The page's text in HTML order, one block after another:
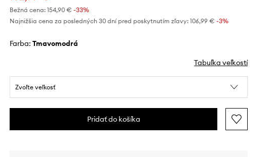
Bežná cena: 154,90 € -33%
Najnižšia cena za posledných 30 dní pred poskytnutím zľavy: 106,99 € -3%
Farba: tmavomodrá
Tabuľka veľkostí
Zvoľte veľkosť
Pridať do košíka